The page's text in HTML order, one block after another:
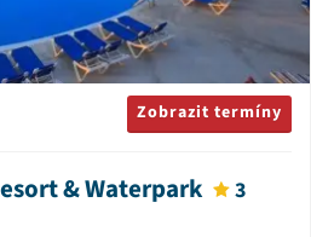
Zobrazit termíny
& Waterpark 3